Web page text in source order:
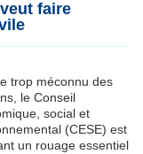
faire
trop méconnu des
le Conseil
social et
(CESE) est
un rouage essentiel